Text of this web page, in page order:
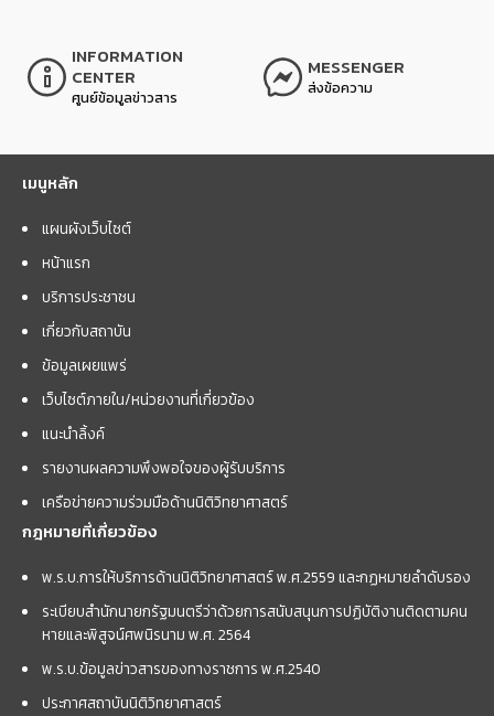
INFORMATION
CENTER
ศูนย์ข้อมูลข่าวสาร
MESSENGER
ส่งข้อความ
เมนูหลัก
แผนผังเว็บไซต์
หน้าแรก
บริการประชาชน
เกี่ยวกับสถาบัน
ข้อมูลเผยแพร่
เว็บไซต์ภายใน/หน่วยงานที่เกี่ยวข้อง
แนะนำลิ้งค์
รายงานผลความพึงพอใจของผู้รับบริการ
เครือข่ายความร่วมมือด้านนิติวิทยาศาสตร์
กฎหมายที่เกี่ยวข้อง
พ.ร.บ.การให้บริการด้านนิติวิทยาศาสตร์ พ.ศ.2559 และกฏหมายลำดับรอง
ระเบียบสำนักนายกรัฐมนตรีว่าด้วยการสนับสนุนการปฏิบัติงานติดตามคน
หายและพิสูจน์ศพนิรนาม พ.ศ. 2564
พ.ร.บ.ข้อมูลข่าวสารของทางราชการ พ.ศ.2540
ประกาศสถาบันนิติวิทยาศาสตร์